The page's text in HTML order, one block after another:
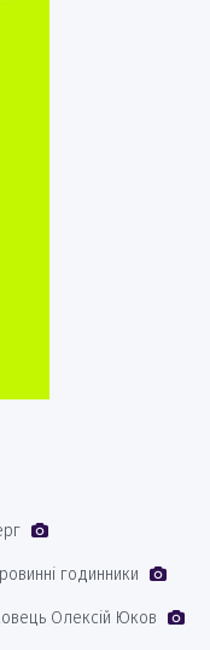
годинники
Олексій Юков